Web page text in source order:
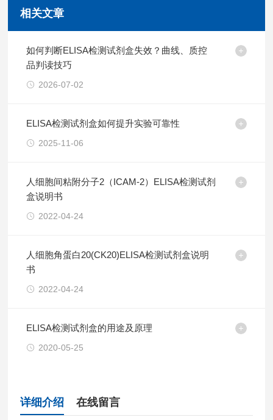
相关文章
如何判断ELISA检测试剂盒失效？曲线、质控
品判读技巧
2026-07-02
ELISA检测试剂盒如何提升实验可靠性
2025-11-06
人细胞间粘附分子2（ICAM-2）ELISA检测试剂
盒说明书
2022-04-24
人细胞角蛋白20(CK20)ELISA检测试剂盒说明
书
2022-04-24
ELISA检测试剂盒的用途及原理
2020-05-25
详细介绍 在线留言